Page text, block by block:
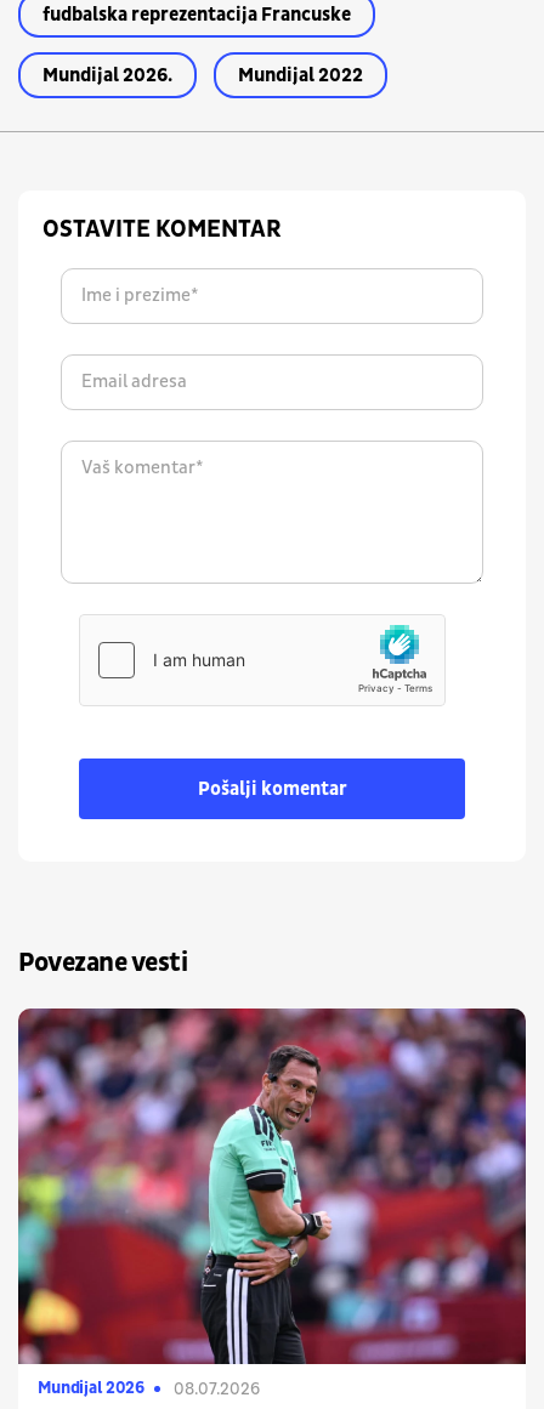
fudbalska reprezentacija Francuske
Mundijal 2026. Mundijal 2022
OSTAVITE KOMENTAR
Pošalji komentar
Povezane vesti
Mundijal 2026 08.07.2026